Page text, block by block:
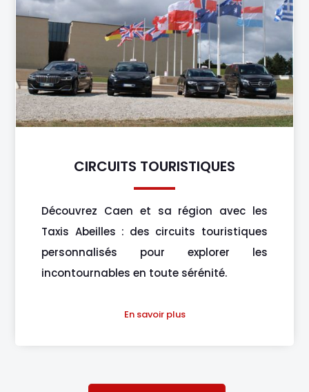
CIRCUITS TOURISTIQUES
Découvrez Caen et sa région avec les
Taxis Abeilles : des circuits touristiques
personnalisés pour explorer les
incontournables en toute sérénité.
En savoir plus